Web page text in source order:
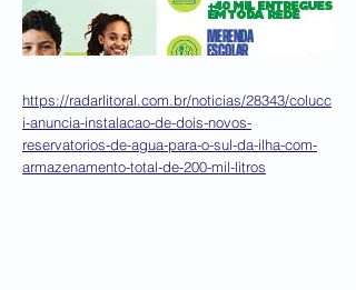
https://radarlitoral.com.br/noticias/28343/colucc
i-anuncia-instalacao-de-dois-novos-
reservatorios-de-agua-para-o-sul-da-ilha-com-
armazenamento-total-de-200-mil-litros